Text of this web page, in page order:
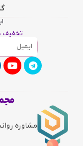
تخفیف
مشاوره